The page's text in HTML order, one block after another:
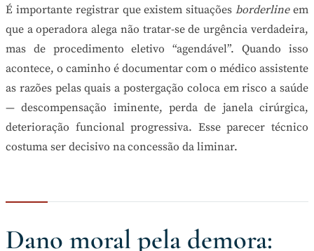
É importante registrar que existem situaçõesborderlineem
que a operadora alega não tratar-se de urgência verdadeira,
mas de procedimento eletivo “agendável”. Quando isso
acontece, o caminho é documentar com o médico assistente
as razões pelas quais a postergação coloca em risco a saúde
— descompensação iminente, perda de janela cirúrgica,
deterioração funcional progressiva. Esse parecer técnico
costuma ser decisivo na concessão da liminar.
Dano moral pela demora: